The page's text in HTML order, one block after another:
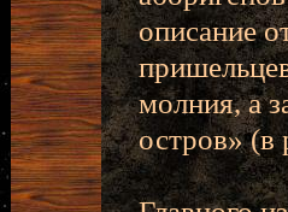
описание
молния, а
остров» (в